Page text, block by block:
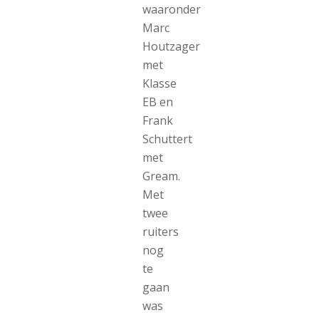
waaronder
Marc
Houtzager
met
Klasse
EB en
Frank
Schuttert
met
Gream.
Met
twee
ruiters
nog
te
gaan
was